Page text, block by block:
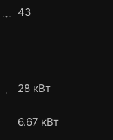
43
28 кВт
6.67 кВт